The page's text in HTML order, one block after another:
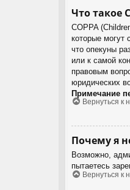
Что такое
COPPA
которые могут
что опекуны
или к самой
правовым
юридических
Примечание
Вернуться к
Почему я
Возможно,
пытаетесь
Вернуться к